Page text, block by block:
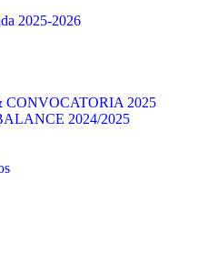
2025-2026
2025
2024/2025